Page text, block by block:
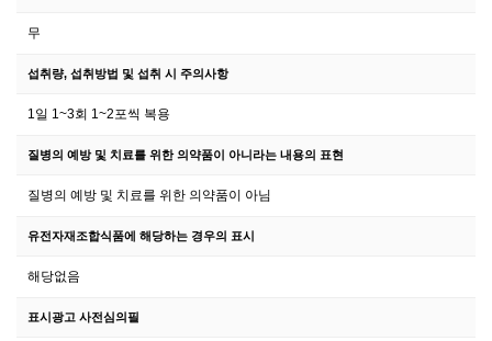
무
섭취량, 섭취방법 및 섭취 시 주의사항
1일 1~3회 1~2포씩 복용
질병의 예방 및 치료를 위한 의약품이 아니라는 내용의 표현
질병의 예방 및 치료를 위한 의약품이 아님
유전자재조합식품에 해당하는 경우의 표시
해당없음
표시광고 사전심의필